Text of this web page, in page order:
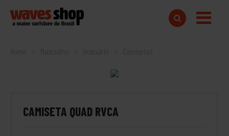
Home Camisetas
CAMISETA QUAD RVCA